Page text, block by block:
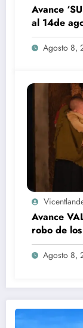
Avance
al 14de
la luz
Agosto 8,
Avance
robo de
Agosto 8,